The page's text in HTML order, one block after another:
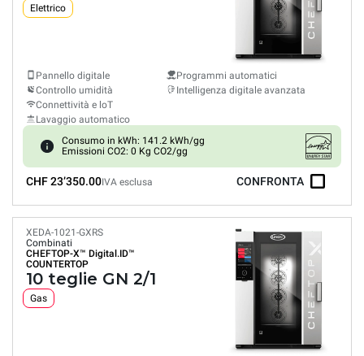
Elettrico
Pannello digitale
Controllo umidità
Connettività e loT
Lavaggio automatico
Programmi automatici
Intelligenza digitale avanzata
Consumo in kWh: 141.2 kWh/gg
Emissioni CO2: 0 Kg CO2/gg
CHF 23’350.00IVA esclusa CONFRONTA
XEDA-1021-GXRS
Combinati
CHEFTOP-X™ Digital.ID™
COUNTERTOP
10 teglie GN 2/1
Gas